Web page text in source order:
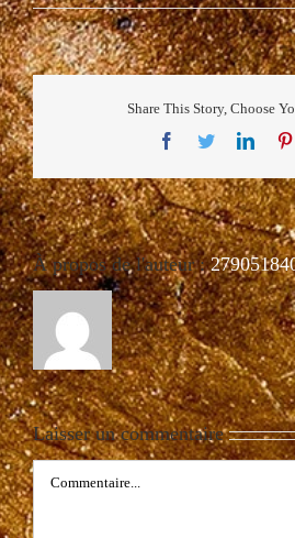
Share This Story, Choose
Facebook
Twitter
À propos de l'auteur :
Laisser un commentaire
Commentaire